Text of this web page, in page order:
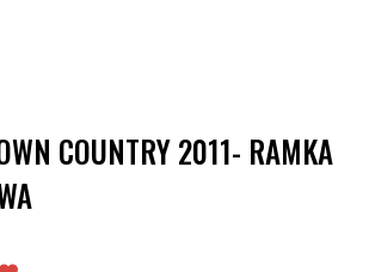
COUNTRY 2011- RAMKA